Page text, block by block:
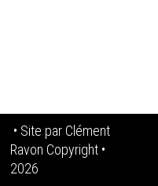
• Site par Clément
Ravon Copyright •
2026